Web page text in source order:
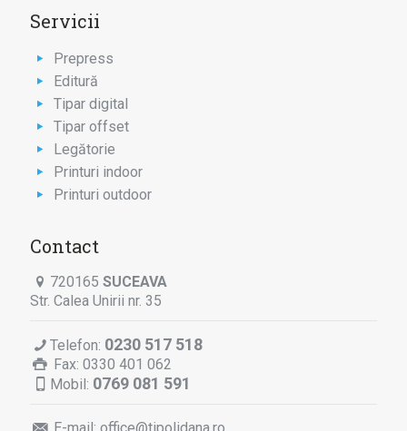
Servicii
Prepress
Editură
Tipar digital
Tipar offset
Legătorie
Printuri indoor
Printuri outdoor
Contact
720165SUCEAVA
Str. Calea Unirii nr. 35
Telefon: 0230 517 518
Fax: 0330 401 062
Mobil: 0769 081 591